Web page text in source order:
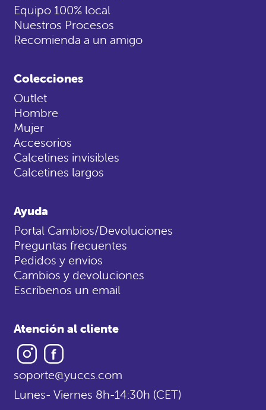
Equipo 100% local
Nuestros Procesos
Recomienda a un amigo
Colecciones
Outlet
Hombre
Mujer
Accesorios
Calcetines invisibles
Calcetines largos
Ayuda
Portal Cambios/Devoluciones
Preguntas frecuentes
Pedidos y envios
Cambios y devoluciones
Escríbenos un email
Atención al cliente
Instagram
soporte@yuccs.com
Lunes- Viernes 8h-14:30h (CET)